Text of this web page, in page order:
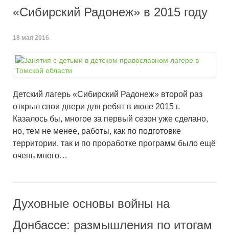
«Сибирский Радонеж» в 2015 году
18 мая 2016.
Детский лагерь «Сибирский Радонеж» второй раз
открыл свои двери для ребят в июле 2015 г.
Казалось бы, многое за первый сезон уже сделано,
но, тем не менее, работы, как по подготовке
территории, так и по проработке программ было ещё
очень много…
Духовные основы войны на
Донбассе: размышления по итогам